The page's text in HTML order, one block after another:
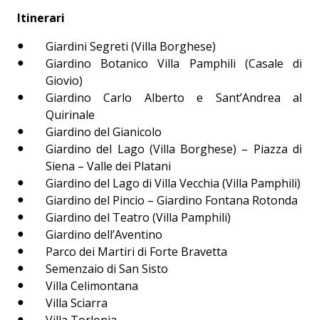
Itinerari
Giardini Segreti (Villa Borghese)
Giardino Botanico Villa Pamphili (Casale di
Giovio)
Giardino Carlo Alberto e Sant’Andrea al
Quirinale
Giardino del Gianicolo
Giardino del Lago (Villa Borghese) – Piazza di
Siena – Valle dei Platani
Giardino del Lago di Villa Vecchia (Villa Pamphili)
Giardino del Pincio – Giardino Fontana Rotonda
Giardino del Teatro (Villa Pamphili)
Giardino dell’Aventino
Parco dei Martiri di Forte Bravetta
Semenzaio di San Sisto
Villa Celimontana
Villa Sciarra